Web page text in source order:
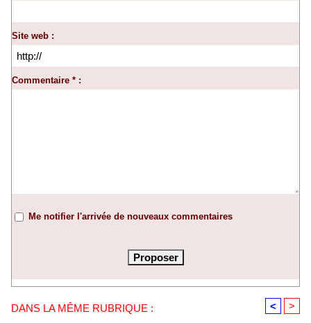
Site web :
Commentaire * :
Me notifier l'arrivée de nouveaux commentaires
DANS LA MÊME RUBRIQUE : < >